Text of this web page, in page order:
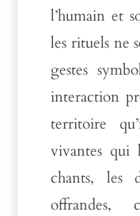
l’humain et
les rituels ne
gestes
interaction
territoire
vivantes qui
chants, les
offrandes,